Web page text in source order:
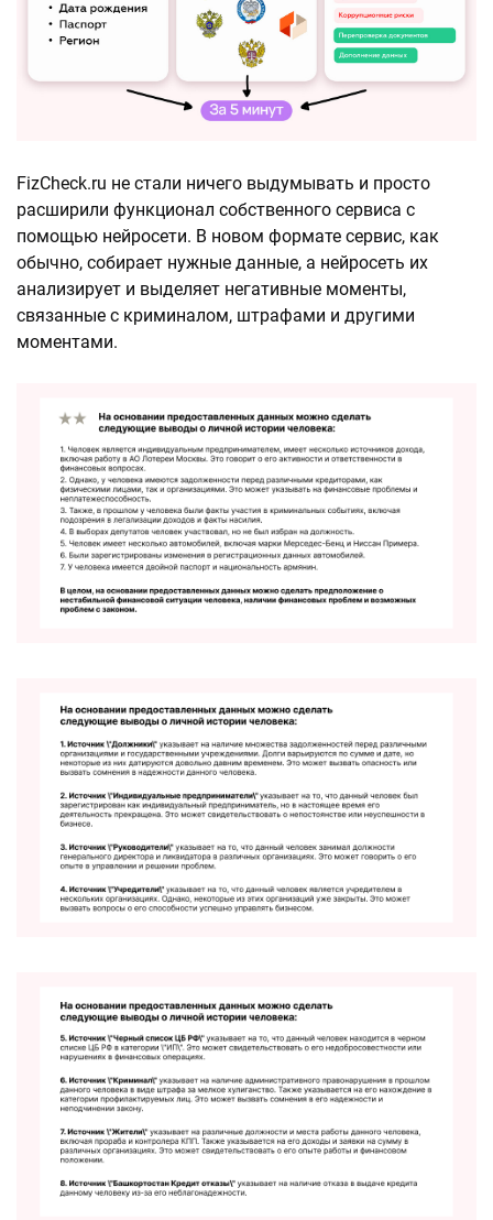
FizCheck.ru не стали ничего выдумывать и просто
расширили функционал собственного сервиса с
помощью нейросети. В новом формате сервис, как
обычно, собирает нужные данные, а нейросеть их
анализирует и выделяет негативные моменты,
связанные с криминалом, штрафами и другими
моментами.